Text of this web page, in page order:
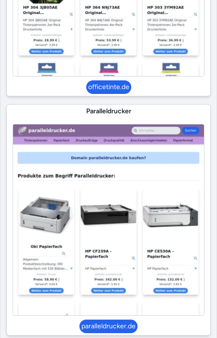
officetinte.de
Paralleldrucker
paralleldrucker.de